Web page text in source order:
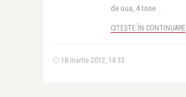
de oua, 4 tone ..
CITEȘTE ÎN CONTINUARE
18 martie 2012, 14:33